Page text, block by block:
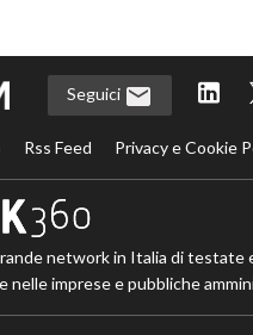
Seguici
Rss Feed Privacy e Cookie
network in Italia di testate
nelle imprese e pubbliche